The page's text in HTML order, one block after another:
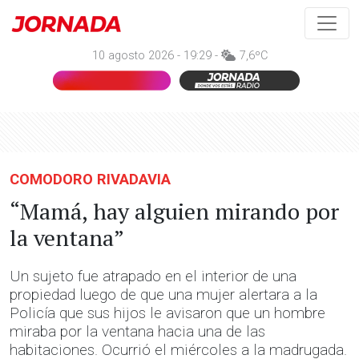
10 agosto 2026 - 19:29 - 7,6ºC
COMODORO RIVADAVIA
“Mamá, hay alguien mirando por
la ventana”
Un sujeto fue atrapado en el interior de una
propiedad luego de que una mujer alertara a la
Policía que sus hijos le avisaron que un hombre
miraba por la ventana hacia una de las
habitaciones. Ocurrió el miércoles a la madrugada.